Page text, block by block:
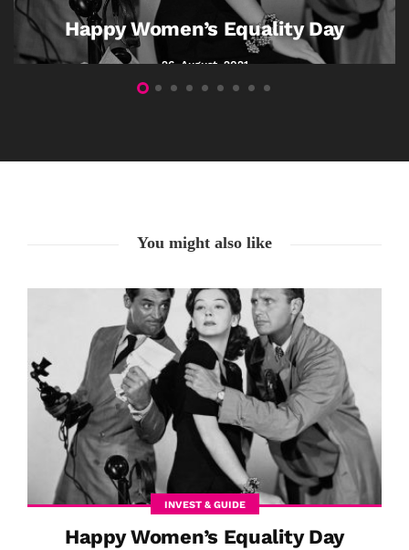
Happy Women’s Equality Day
26. August. 2021
You might also like
INVEST & GUIDE
Happy Women’s Equality Day